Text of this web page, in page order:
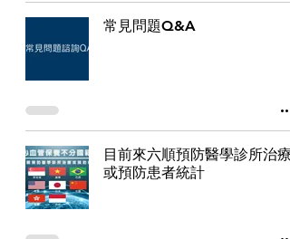
常見問題Q&A
目前來六順預防醫學診所治療
或預防患者統計